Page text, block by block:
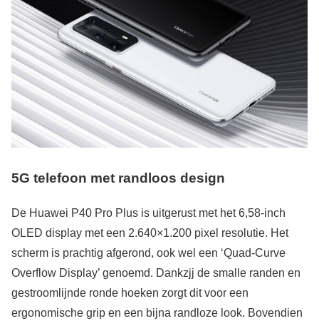
5G telefoon met randloos design
De Huawei P40 Pro Plus is uitgerust met het 6,58-inch
OLED display met een 2.640×1.200 pixel resolutie. Het
scherm is prachtig afgerond, ook wel een ‘Quad-Curve
Overflow Display’ genoemd. Dankzjj de smalle randen en
gestroomlijnde ronde hoeken zorgt dit voor een
ergonomische grip en een bijna randloze look. Bovendien